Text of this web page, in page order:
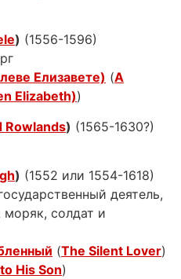
) (1556-1596)
Елизавете) (A
Elizabeth))
Rowlands) (1565-1630?)
) (1552 или 1554-1618)
деятель,
моряк, солдат и
(The Silent Lover)
His Son)